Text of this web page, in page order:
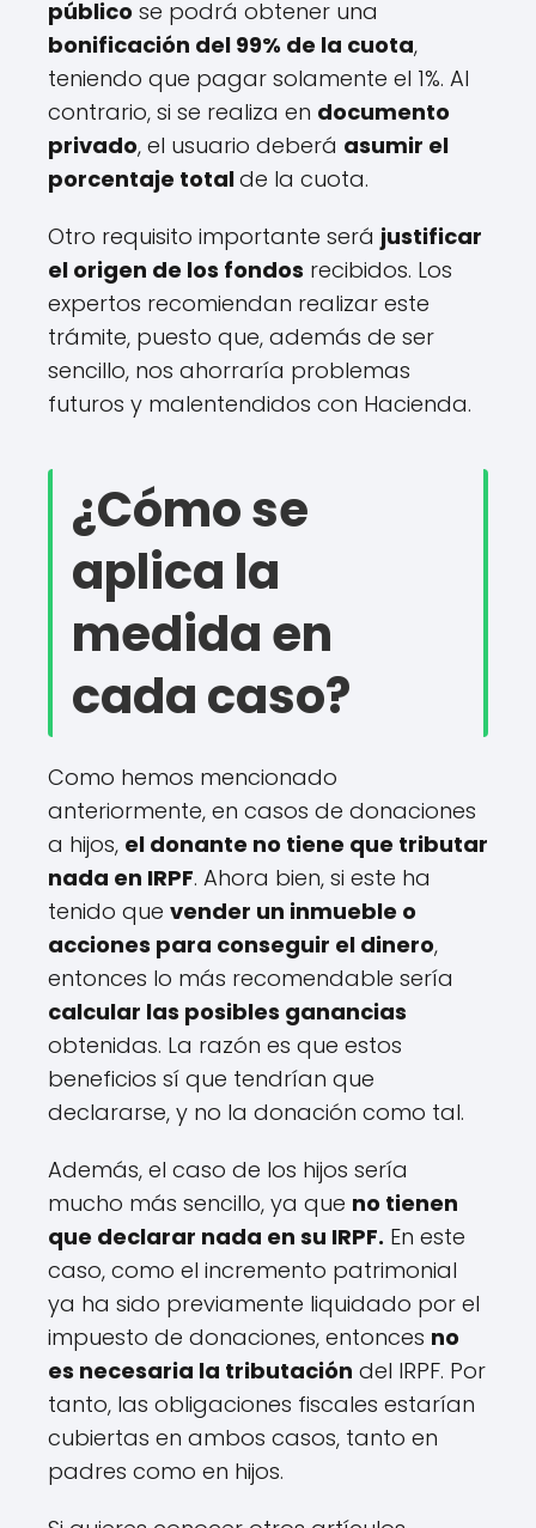
público se podrá obtener una
bonificación del 99% de la cuota,
teniendo que pagar solamente el 1%. Al
contrario, si se realiza en documento
privado, el usuario deberá asumir el
porcentaje totalde la cuota.
Otro requisito importante será justificar
el origen de los fondos recibidos. Los
expertos recomiendan realizar este
trámite, puesto que, además de ser
sencillo, nos ahorraría problemas
futuros y malentendidos con Hacienda.
¿Cómo se
aplica la
medida en
cada caso?
Como hemos mencionado
anteriormente, en casos de donaciones
a hijos, el donante no tiene que tributar
nada en IRPF. Ahora bien, si este ha
tenido que vender un inmueble o
acciones para conseguir el dinero,
entonces lo más recomendable sería
calcular las posibles ganancias
obtenidas. La razón es que estos
beneficios sí que tendrían que
declararse, y no la donación como tal.
Además, el caso de los hijos sería
mucho más sencillo, ya que no tienen
que declarar nada en su IRPF. En este
caso, como el incremento patrimonial
ya ha sido previamente liquidado por el
impuesto de donaciones, entonces no
es necesaria la tributación del IRPF. Por
tanto, las obligaciones fiscales estarían
cubiertas en ambos casos, tanto en
padres como en hijos.